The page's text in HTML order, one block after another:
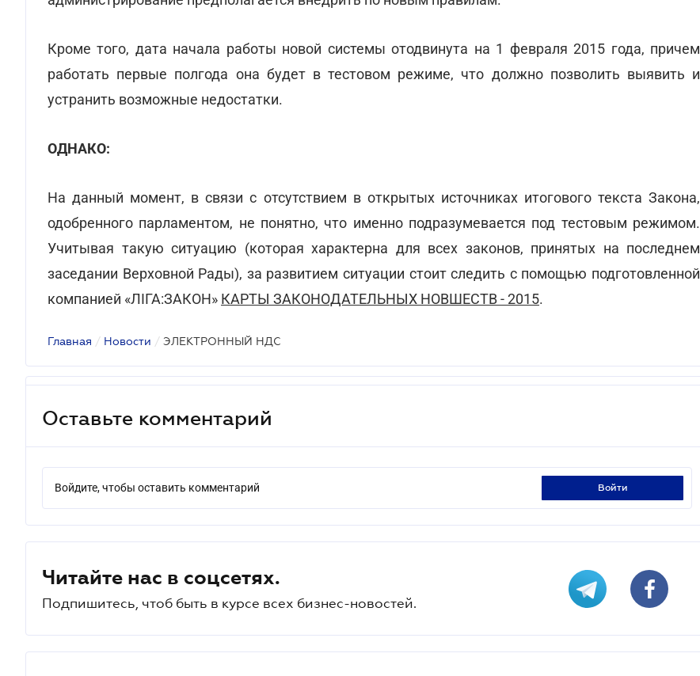
Кроме того, дата начала работы новой системы отодвинута на 1 февраля 2015 года, причем
работать первые полгода она будет в тестовом режиме, что должно позволить выявить и
устранить возможные недостатки.
ОДНАКО:
На данный момент, в связи с отсутствием в открытых источниках итогового текста Закона,
одобренного парламентом, не понятно, что именно подразумевается под тестовым режимом.
Учитывая такую ситуацию (которая характерна для всех законов, принятых на последнем
заседании Верховной Рады), за развитием ситуации стоит следить с помощью подготовленной
компанией «ЛІГА:ЗАКОН» КАРТЫ ЗАКОНОДАТЕЛЬНЫХ НОВШЕСТВ - 2015.
Главная / Новости / ЭЛЕКТРОННЫЙ НДС
Оставьте комментарий
Войдите, чтобы оставить комментарий войти
Читайте нас в соцсетях.
Подпишитесь, чтоб быть в курсе всех бизнес-новостей.